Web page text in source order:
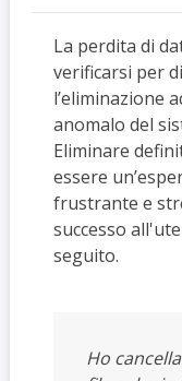
La perdita di
verificarsi per
l’eliminazione
anomalo del
Eliminare
essere
frustrante e
successo
seguito.
Ho